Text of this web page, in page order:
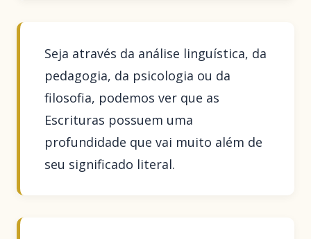
Seja através da análise linguística, da
pedagogia, da psicologia ou da
filosofia, podemos ver que as
Escrituras possuem uma
profundidade que vai muito além de
seu significado literal.